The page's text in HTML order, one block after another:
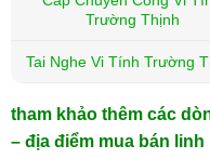
Trường Thịnh
Tai Nghe Vi Tính Trường
tham khảo thêm các
– địa điểm mua bán